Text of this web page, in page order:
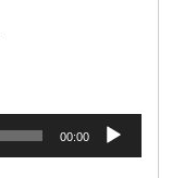
پخش‌کننده
صوت
00:00